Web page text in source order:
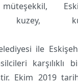
ile
karşılıklı
Ekim 2019